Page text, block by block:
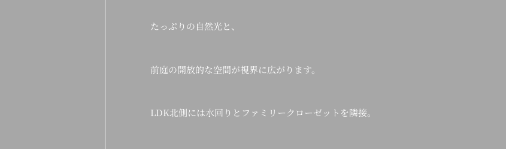
たっぷりの自然光と、
前庭の開放的な空間が視界に広がります。
LDK北側には水回りとファミリークローゼットを隣接。